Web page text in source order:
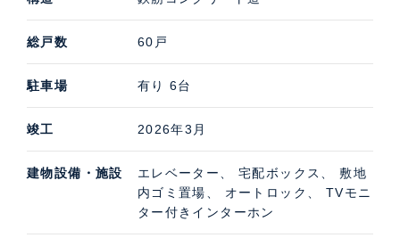
総戸数 60戸
駐車場 有り 6台
竣工 2026年3月
建物設備・施設
エレベーター、 宅配ボックス、 敷地
内ゴミ置場、 オートロック、 TVモニ
ター付きインターホン